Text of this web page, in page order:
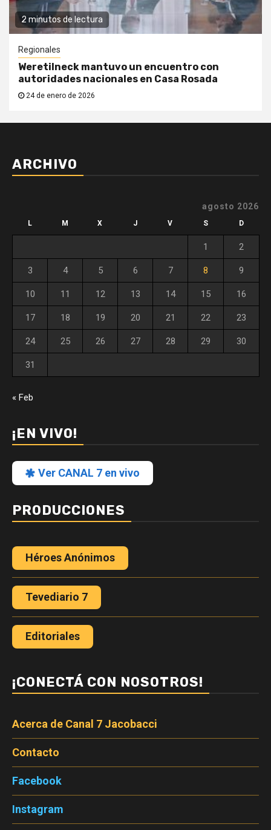
2 minutos de lectura
Regionales
Weretilneck mantuvo un encuentro con
autoridades nacionales en Casa Rosada
24 de enero de 2026
ARCHIVO
agosto 2026
L M X J V S D
1 2
3 4 5 6 7 8 9
10 11 12 13 14 15 16
17 18 19 20 21 22 23
24 25 26 27 28 29 30
31
« Feb
¡EN VIVO!
Ver CANAL 7 en vivo
PRODUCCIONES
Héroes Anónimos
Tevediario 7
Editoriales
¡CONECTÁ CON NOSOTROS!
Acerca de Canal 7 Jacobacci
Contacto
Facebook
Instagram